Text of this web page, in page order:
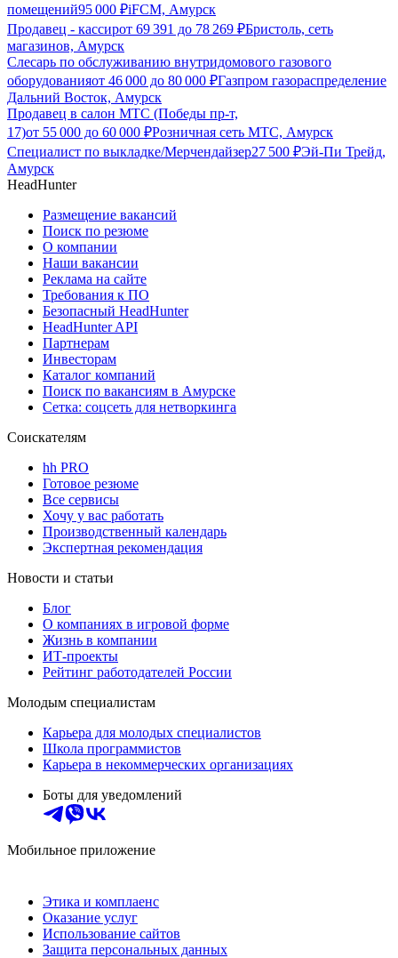
помещений95 000 ₽iFCM, Амурск
Продавец - кассирот 69 391 до 78 269 ₽Бристоль, сеть
магазинов, Амурск
Слесарь по обслуживанию внутридомового газового
оборудованияот 46 000 до 80 000 ₽Газпром газораспределение
Дальний Восток, Амурск
Продавец в салон МТС (Победы пр-т,
17)от 55 000 до 60 000 ₽Розничная сеть МТС, Амурск
Специалист по выкладке/Мерчендайзер27 500 ₽Эй-Пи Трейд,
Амурск
HeadHunter
Размещение вакансий
Поиск по резюме
О компании
Наши вакансии
Реклама на сайте
Требования к ПО
Безопасный HeadHunter
HeadHunter API
Партнерам
Инвесторам
Каталог компаний
Поиск по вакансиям в Амурске
Сетка: соцсеть для нетворкинга
Соискателям
hh PRO
Готовое резюме
Все сервисы
Хочу у вас работать
Производственный календарь
Экспертная рекомендация
Новости и статьи
Блог
О компаниях в игровой форме
Жизнь в компании
ИТ-проекты
Рейтинг работодателей России
Молодым специалистам
Карьера для молодых специалистов
Школа программистов
Карьера в некоммерческих организациях
Боты для уведомлений
Мобильное приложение
Этика и комплаенс
Оказание услуг
Использование сайтов
Защита персональных данных